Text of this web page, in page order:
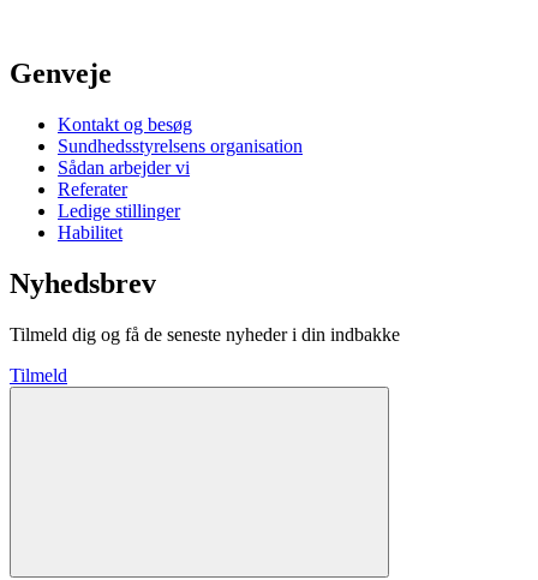
Genveje
Kontakt og besøg
Sundhedsstyrelsens organisation
Sådan arbejder vi
Referater
Ledige stillinger
Habilitet
Nyhedsbrev
Tilmeld dig og få de seneste nyheder i din indbakke
Tilmeld